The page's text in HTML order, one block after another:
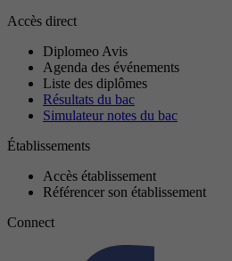
Accès direct
Diplomeo Avis
Agenda des événements
Liste des diplômes
Résultats du bac
Simulateur notes du bac
Établissements
Accès établissement
Référencer son établissement
Connect